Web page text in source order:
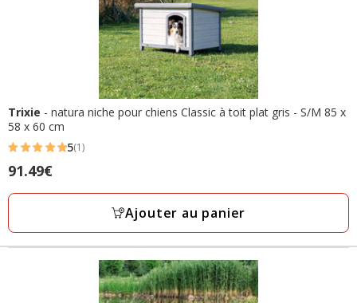
Trixie - natura niche pour chiens Classic à toit plat gris - S/M 85 x
58 x 60 cm
5
étoiles
avec
avis
5(1)
Prix
91.49€
91.49€
Ajouter au panier